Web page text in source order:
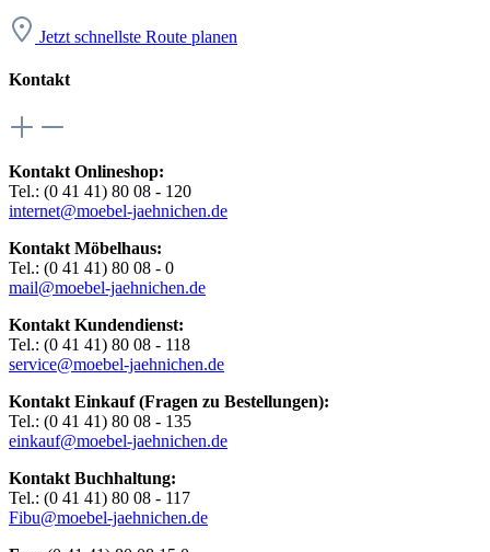
Jetzt schnellste Route planen
Kontakt
Kontakt Onlineshop:
Tel.: (0 41 41) 80 08 - 120
internet@moebel-jaehnichen.de
Kontakt Möbelhaus:
Tel.: (0 41 41) 80 08 - 0
mail@moebel-jaehnichen.de
Kontakt Kundendienst:
Tel.: (0 41 41) 80 08 - 118
service@moebel-jaehnichen.de
Kontakt Einkauf (Fragen zu Bestellungen):
Tel.: (0 41 41) 80 08 - 135
einkauf@moebel-jaehnichen.de
Kontakt Buchhaltung:
Tel.: (0 41 41) 80 08 - 117
Fibu@moebel-jaehnichen.de